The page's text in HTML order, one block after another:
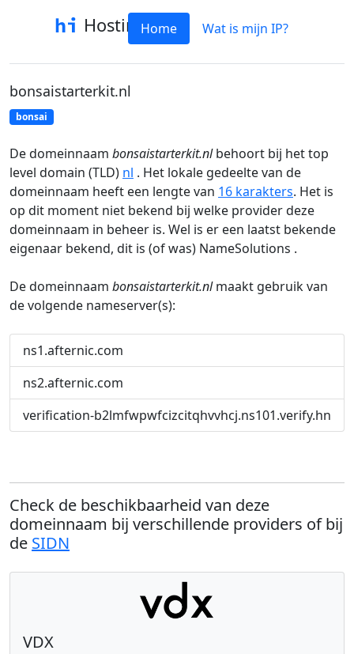
HostinfoHome Wat is mijn IP?
bonsaistarterkit.nl
bonsai
De domeinnaam bonsaistarterkit.nlbehoort bij het top
level domain (TLD) nl . Het lokale gedeelte van de
domeinnaam heeft een lengte van 16 karakters. Het is
op dit moment niet bekend bij welke provider deze
domeinnaam in beheer is. Wel is er een laatst bekende
eigenaar bekend, dit is (of was) NameSolutions .
De domeinnaam bonsaistarterkit.nlmaakt gebruik van
de volgende nameserver(s):
ns1.afternic.com
ns2.afternic.com
verification-b2lmfwpwfcizcitqhvvhcj.ns101.verify.hn
Check de beschikbaarheid van deze
domeinnaam bij verschillende providers of bij
de SIDN
VDX